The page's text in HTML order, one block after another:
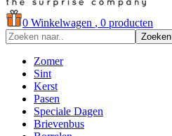
0 Winkelwagen , 0 producten
Zoeken
Zomer
Sint
Kerst
Pasen
Speciale Dagen
Brievenbus